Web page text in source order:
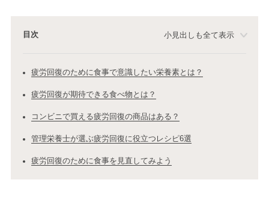
目次 小見出しも全て表示
疲労回復のために食事で意識したい栄養素とは？
疲労回復が期待できる食べ物とは？
コンビニで買える疲労回復の商品はある？
管理栄養士が選ぶ疲労回復に役立つレシピ6選
疲労回復のために食事を見直してみよう